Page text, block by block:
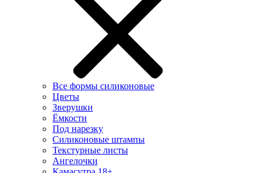
Все формы силиконовые
Цветы
Зверушки
Ёмкости
Под нарезку
Силиконовые штампы
Текстурные листы
Ангелочки